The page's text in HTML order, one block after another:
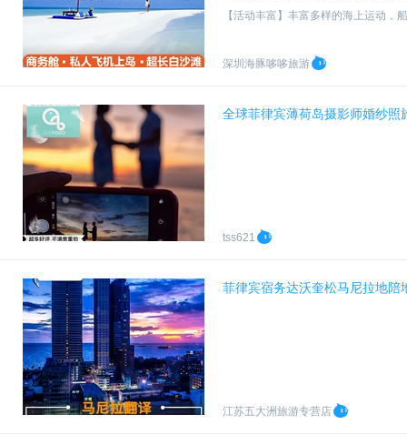
【活动丰富】丰富多样的海上运动，
深圳海豚哆哆旅游
全球菲律宾薄荷岛摄影师婚纱
tss621
菲律宾宿务达沃奎松马尼拉地
江苏五大洲旅游专营店